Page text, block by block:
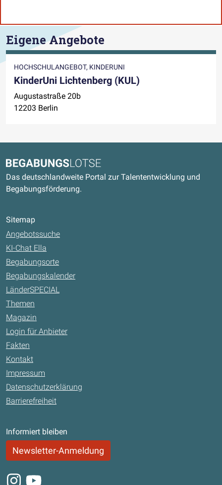
Eigene Angebote
HOCHSCHULANGEBOT, KINDERUNI
KinderUni Lichtenberg (KUL)
Augustastraße 20b
12203 Berlin
Begabungslotse
Das deutschlandweite Portal zur Talententwicklung und
Begabungsförderung.
Sitemap
Angebotssuche
KI-Chat Ella
Begabungsorte
Begabungskalender
LänderSPECIAL
Themen
Magazin
Login für Anbieter
Fakten
Kontakt
Impressum
Datenschutzerklärung
Barrierefreiheit
Informiert bleiben
Newsletter-Anmeldung
Instagram
Youtube